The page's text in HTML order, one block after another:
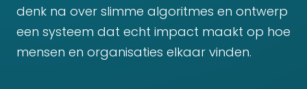
denk na over slimme algoritmes en ontwerp
een systeem dat echt impact maakt op hoe
mensen en organisaties elkaar vinden.